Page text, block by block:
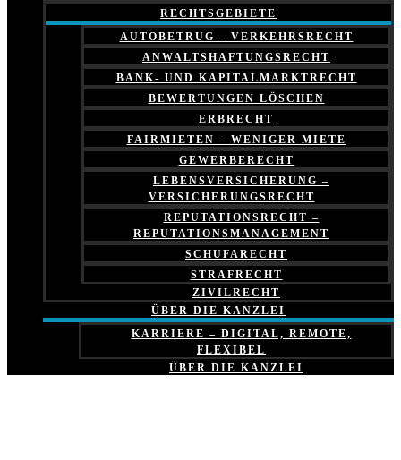
RECHTSGEBIETE
AUTOBETRUG – VERKEHRSRECHT
ANWALTSHAFTUNGSRECHT
BANK- UND KAPITALMARKTRECHT
BEWERTUNGEN LÖSCHEN
ERBRECHT
FAIRMIETEN – WENIGER MIETE
GEWERBERECHT
LEBENSVERSICHERUNG –
VERSICHERUNGSRECHT
REPUTATIONSRECHT –
REPUTATIONSMANAGEMENT
SCHUFARECHT
STRAFRECHT
ZIVILRECHT
ÜBER DIE KANZLEI
KARRIERE – DIGITAL, REMOTE,
FLEXIBEL
ÜBER DIE KANZLEI